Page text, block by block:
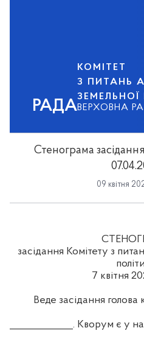
РАДА
КОМІТЕТ
З ПИТАНЬ
ЗЕМЕЛЬНОЇ
ВЕРХОВНА
Стенограма
09 квітня
засідання Комітету з
7 квітня
Веде засідання
_____________. Кворум є у